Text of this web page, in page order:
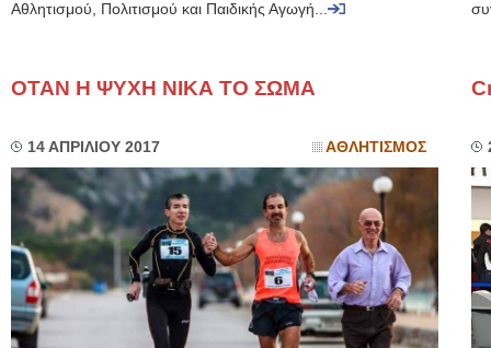
Αθλητισμού, Πολιτισμού και Παιδικής Αγωγή...
ΟΤΑΝ Η ΨΥΧΗ ΝΙΚΑ ΤΟ ΣΩΜΑ
14 ΑΠΡΙΛΙΟΥ 2017 ΑΘΛΗΤΙΣΜΟΣ